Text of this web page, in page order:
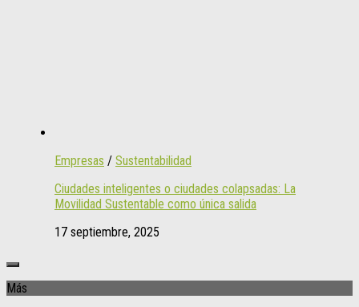
Empresas / Sustentabilidad
Ciudades inteligentes o ciudades colapsadas: La
Movilidad Sustentable como única salida
17 septiembre, 2025
Más